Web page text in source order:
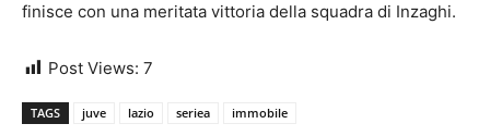
finisce con una meritata vittoria della squadra di Inzaghi.
Post Views: 7
TAGS juve lazio seriea immobile